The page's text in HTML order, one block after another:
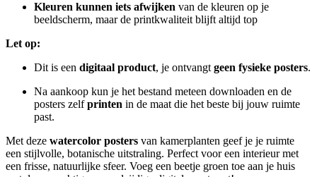
Kleuren kunnen iets afwijken van de kleuren op je
beeldscherm, maar de printkwaliteit blijft altijd top
Let op:
Dit is een digitaal product, je ontvangt geen fysieke posters.
Na aankoop kun je het bestand meteen downloaden en de
posters zelfprinten in de maat die het beste bij jouw ruimte
past.
Met deze watercolor posters van kamerplanten geef je je ruimte
een stijlvolle, botanische uitstraling. Perfect voor een interieur met
een frisse, natuurlijke sfeer. Voeg een beetje groen toe aan je huis